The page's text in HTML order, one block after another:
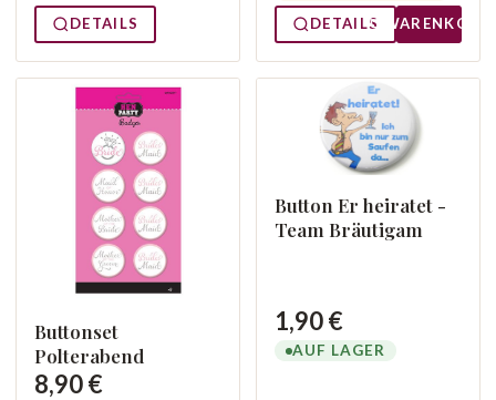
DETAILS
DETAILS
WARENKORB
Buttonset
Polterabend
8,90 €
Button Er heiratet -
Team Bräutigam
1,90 €
AUF LAGER